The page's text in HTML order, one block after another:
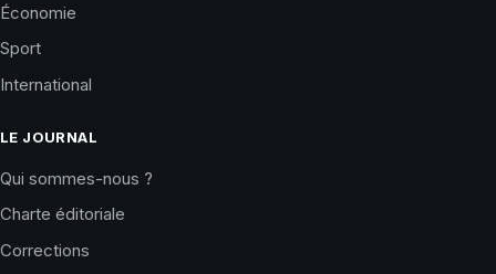
Économie
Sport
International
LE JOURNAL
Qui sommes-nous ?
Charte éditoriale
Corrections